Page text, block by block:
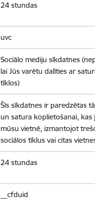
24 stundas
uvc
Sociālo mediju sīkdatnes
lai Jūs varētu dalīties ar
tīklos)
Šīs sīkdatnes ir paredzētas
un satura koplietošanai, kas
mūsu vietnē, izmantojot
sociālos tīklus vai citas
24 stundas
__cfduid